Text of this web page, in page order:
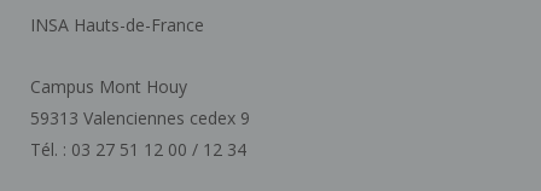
INSA Hauts-de-France
Campus Mont Houy
59313 Valenciennes cedex 9
Tél. : 03 27 51 12 00 / 12 34